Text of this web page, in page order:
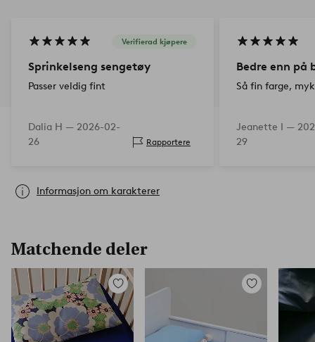
Verifierad kjøpere
Sprinkelseng sengetøy
Passer veldig fint
Dalia H — 2026-02-
26
Rapportere
Bedre enn på
Så fin farge,
Jeanette I —
29
Informasjon om karakterer
Matchende deler
Legg
til
favoritter
Legg